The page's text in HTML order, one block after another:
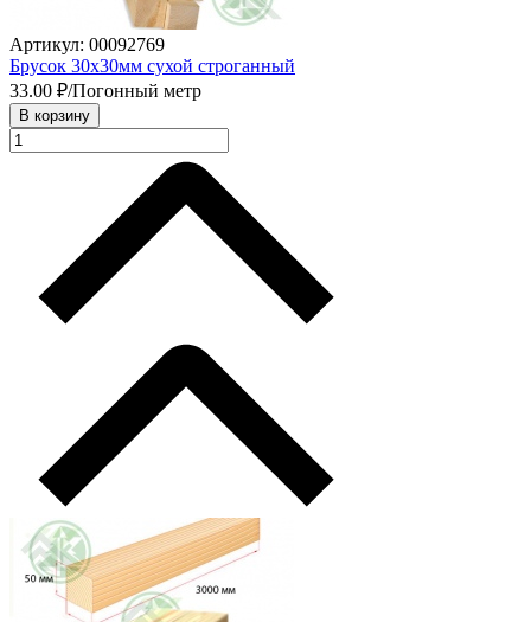
Артикул: 00092769
Брусок 30х30мм сухой строганный
33.00 ₽/Погонный метр
В корзину